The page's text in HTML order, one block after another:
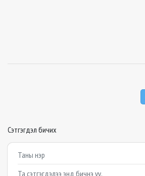
Сэтгэгдэл бичих
Example textarea